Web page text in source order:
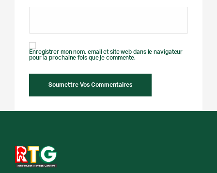
Enregistrer mon nom, email et site web dans le navigateur
pour la prochaine fois que je commente.